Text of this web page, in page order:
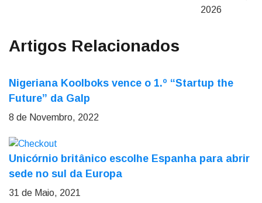
2026
Artigos Relacionados
Nigeriana Koolboks vence o 1.º “Startup the
Future” da Galp
8 de Novembro, 2022
Unicórnio britânico escolhe Espanha para abrir
sede no sul da Europa
31 de Maio, 2021